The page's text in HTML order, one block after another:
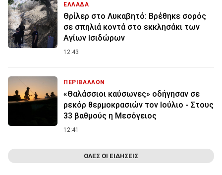
ΕΛΛΑΔΑ
Θρίλερ στο Λυκαβητό: Βρέθηκε σορός
σε σπηλιά κοντά στο εκκλησάκι των
Αγίων Ισιδώρων
12:43
ΠΕΡΙΒΑΛΛΟΝ
«Θαλάσσιοι καύσωνες» οδήγησαν σε
ρεκόρ θερμοκρασιών τον Ιούλιο - Στους
33 βαθμούς η Μεσόγειος
12:41
ΟΛΕΣ ΟΙ ΕΙΔΗΣΕΙΣ